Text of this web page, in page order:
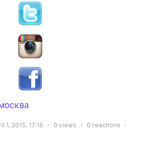
1, 2015, 17:15 0 views 0 reactions